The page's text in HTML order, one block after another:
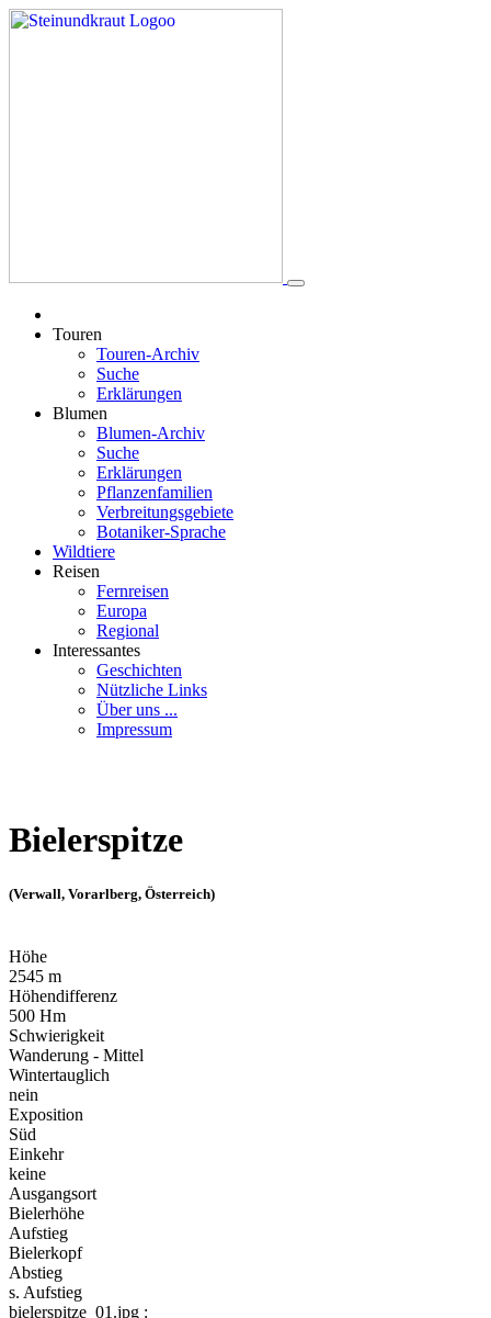
Touren
Touren-Archiv
Suche
Erklärungen
Blumen
Blumen-Archiv
Suche
Erklärungen
Pflanzenfamilien
Verbreitungsgebiete
Botaniker-Sprache
Wildtiere
Reisen
Fernreisen
Europa
Regional
Interessantes
Geschichten
Nützliche Links
Über uns ...
Impressum
Bielerspitze
(Verwall, Vorarlberg, Österreich)
Höhe
2545 m
Höhendifferenz
500 Hm
Schwierigkeit
Wanderung - Mittel
Wintertauglich
nein
Exposition
Süd
Einkehr
keine
Ausgangsort
Bielerhöhe
Aufstieg
Bielerkopf
Abstieg
s. Aufstieg
bielerspitze_01.jpg :